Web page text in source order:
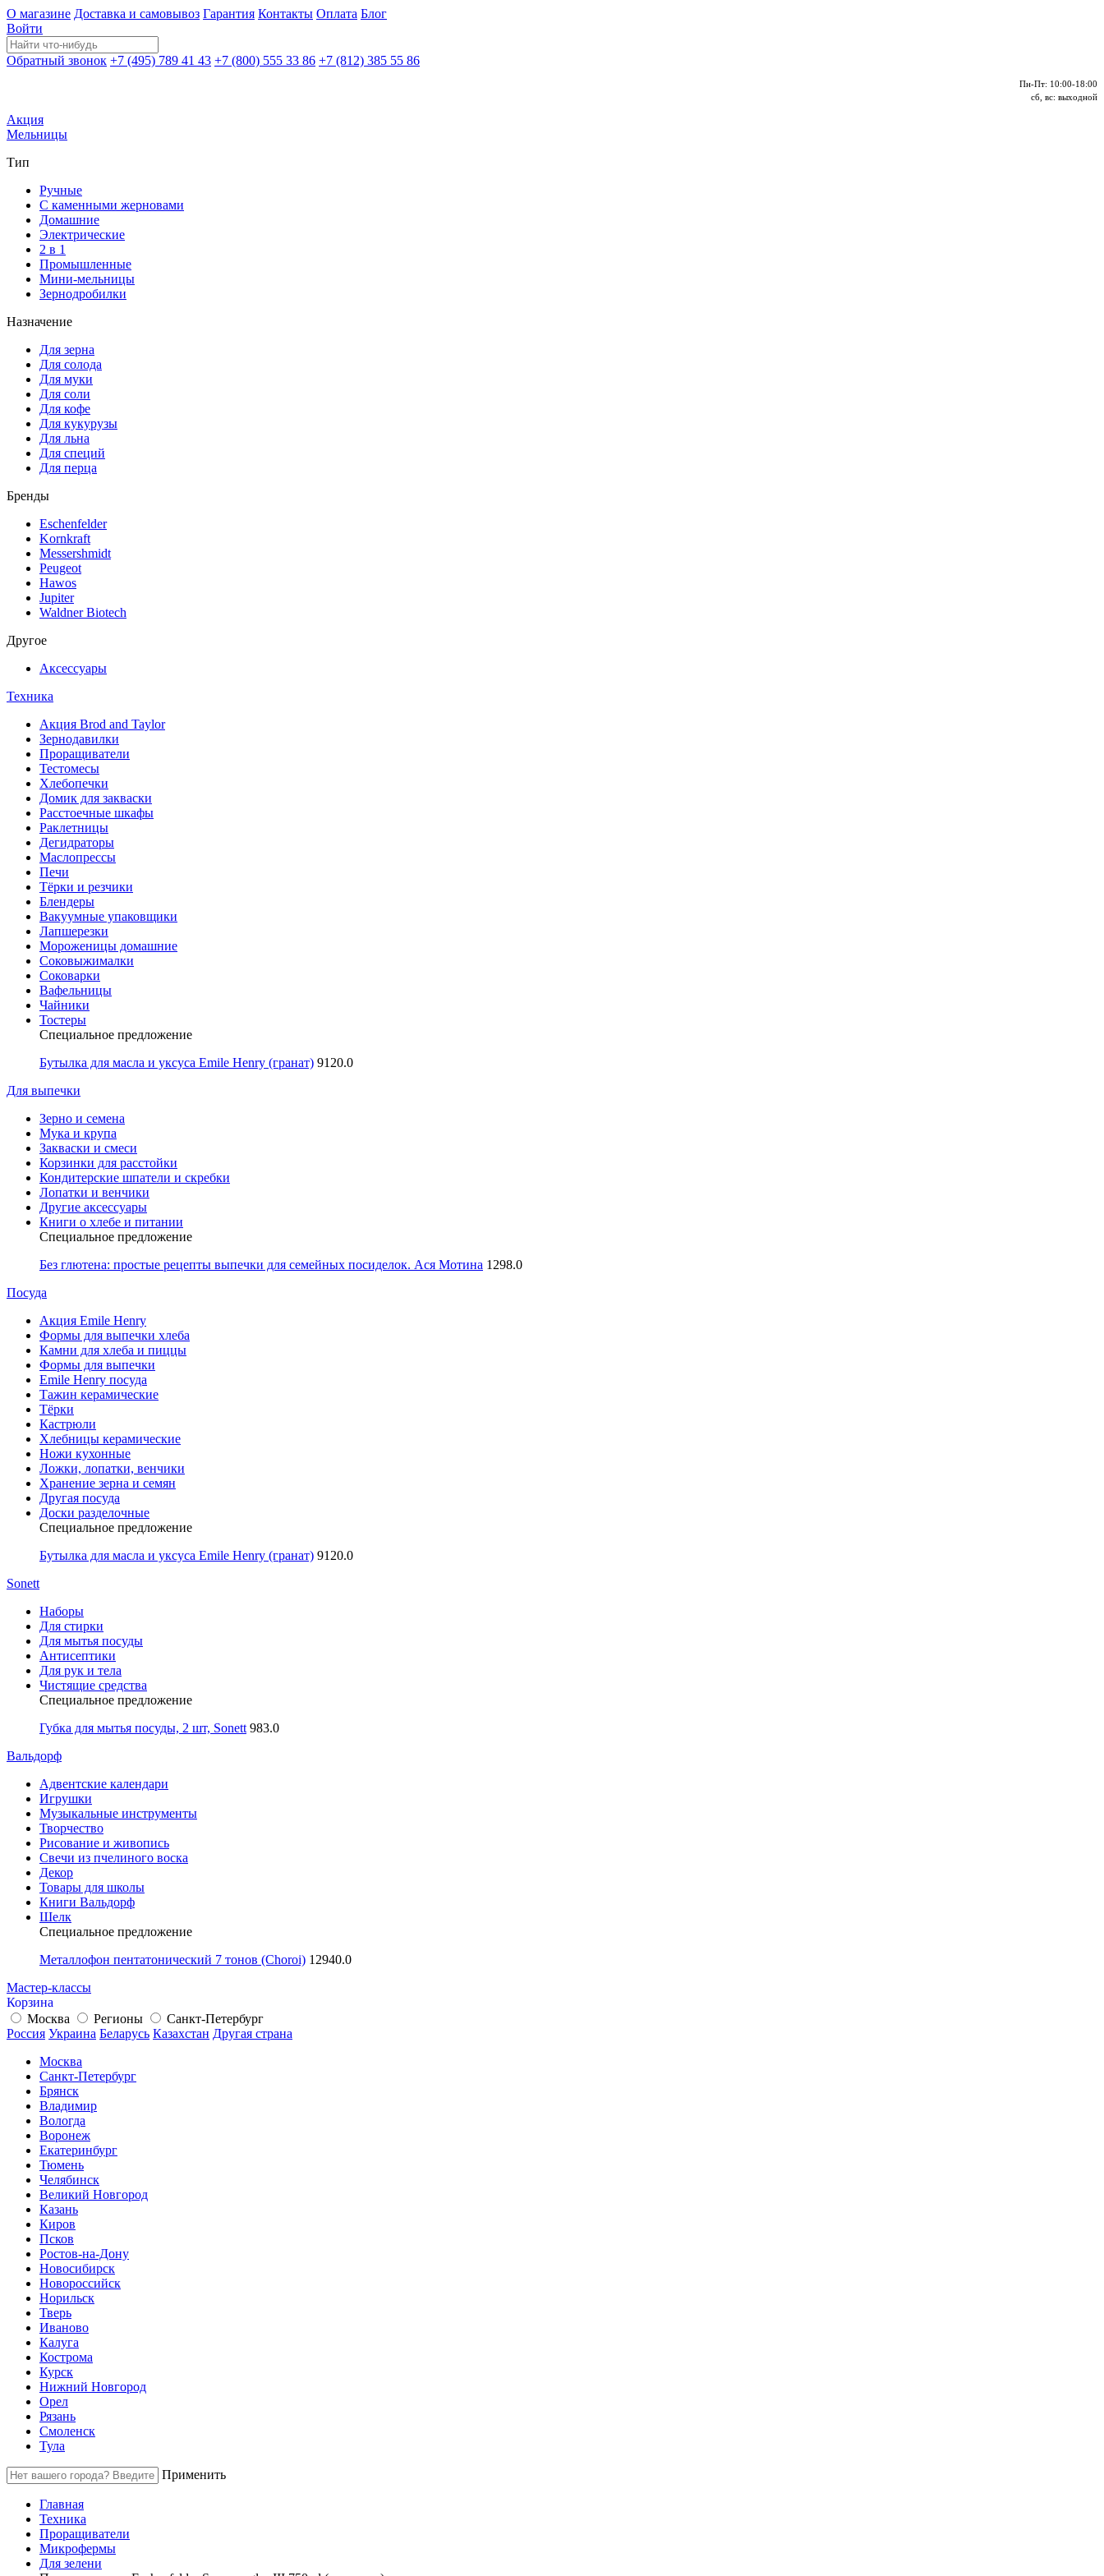
О магазине Доставка и самовывоз Гарантия Контакты Оплата Блог
Войти
Обратный звонок +7 (495) 789 41 43 +7 (800) 555 33 86 +7 (812) 385 55 86
Пн-Пт: 10:00-18:00
сб, вс: выходной
Акция
Мельницы
Тип
Ручные
С каменными жерновами
Домашние
Электрические
2 в 1
Промышленные
Мини-мельницы
Зернодробилки
Назначение
Для зерна
Для солода
Для муки
Для соли
Для кофе
Для кукурузы
Для льна
Для специй
Для перца
Бренды
Eschenfelder
Kornkraft
Messershmidt
Peugeot
Hawos
Jupiter
Waldner Biotech
Другое
Аксессуары
Техника
Акция Brod and Taylor
Зернодавилки
Проращиватели
Тестомесы
Хлебопечки
Домик для закваски
Расстоечные шкафы
Раклетницы
Дегидраторы
Маслопрессы
Печи
Тёрки и резчики
Блендеры
Вакуумные упаковщики
Лапшерезки
Мороженицы домашние
Соковыжималки
Соковарки
Вафельницы
Чайники
Тостеры
Специальное предложение
Бутылка для масла и уксуса Emile Henry (гранат) 9120.0
Для выпечки
Зерно и семена
Мука и крупа
Закваски и смеси
Корзинки для расстойки
Кондитерские шпатели и скребки
Лопатки и венчики
Другие аксессуары
Книги о хлебе и питании
Специальное предложение
Без глютена: простые рецепты выпечки для семейных посиделок. Ася Мотина 1298.0
Посуда
Акция Emile Henry
Формы для выпечки хлеба
Камни для хлеба и пиццы
Формы для выпечки
Emile Henry посуда
Тажин керамические
Тёрки
Кастрюли
Хлебницы керамические
Ножи кухонные
Ложки, лопатки, венчики
Хранение зерна и семян
Другая посуда
Доски разделочные
Специальное предложение
Бутылка для масла и уксуса Emile Henry (гранат) 9120.0
Sonett
Наборы
Для стирки
Для мытья посуды
Антисептики
Для рук и тела
Чистящие средства
Специальное предложение
Губка для мытья посуды, 2 шт, Sonett 983.0
Вальдорф
Адвентские календари
Игрушки
Музыкальные инструменты
Творчество
Рисование и живопись
Свечи из пчелиного воска
Декор
Товары для школы
Книги Вальдорф
Шелк
Специальное предложение
Металлофон пентатонический 7 тонов (Choroi) 12940.0
Мастер-классы
Корзина
Москва
Регионы
Санкт-Петербург
Россия Украина Беларусь Казахстан Другая страна
Москва
Санкт-Петербург
Брянск
Владимир
Вологда
Воронеж
Екатеринбург
Тюмень
Челябинск
Великий Новгород
Казань
Киров
Псков
Ростов-на-Дону
Новосибирск
Новороссийск
Норильск
Тверь
Иваново
Калуга
Кострома
Курск
Нижний Новгород
Орел
Рязань
Смоленск
Тула
Применить
Главная
Техника
Проращиватели
Микрофермы
Для зелени